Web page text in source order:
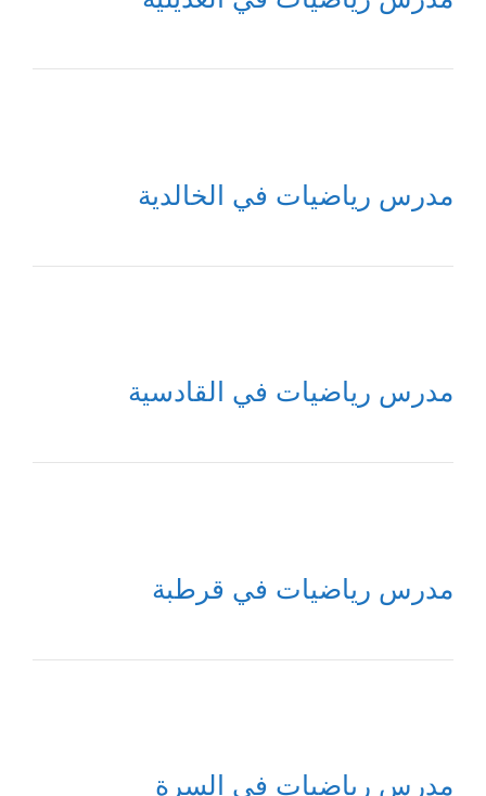
مدرس رياضيات في الخالدية
مدرس رياضيات في القادسية
مدرس رياضيات في قرطبة
مدرس رياضيات في السرة